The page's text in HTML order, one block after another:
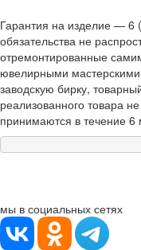
Гарантия на изделие — 6
обязательства не
отремонтированные
ювелирными
заводскую бирку,
реализованного товара
принимаются в течение
мы в социальных сетях